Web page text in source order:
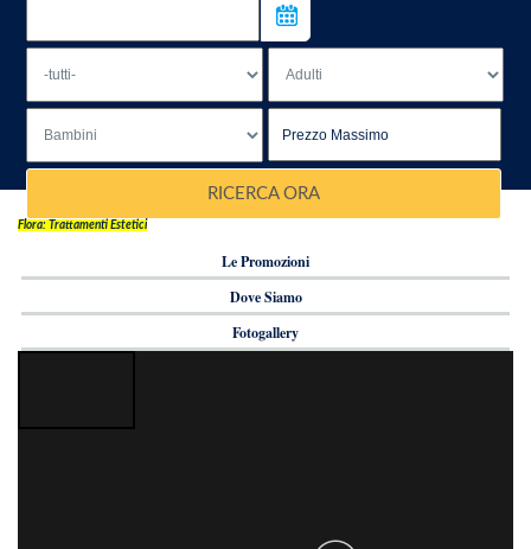
RICERCA ORA
Flora: Trattamenti Estetici
Le Promozioni
Dove Siamo
Fotogallery